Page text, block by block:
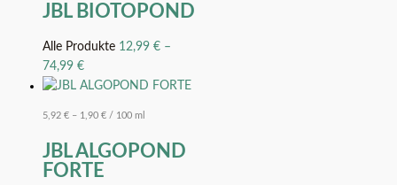
JBL BIOTOPOND
Alle Produkte 12,99 € –
74,99 €
5,92 € – 1,90 € / 100 ml
JBL ALGOPOND
FORTE